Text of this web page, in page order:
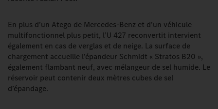
En plus d’un Atego de Mercedes-Benz et d’un véhicule
multifonctionnel plus petit, l’U 427 reconvertit intervient
également en cas de verglas et de neige. La surface de
chargement accueille l’épandeur Schmidt « Stratos B20 »,
également flambant neuf, avec mélangeur de sel humide. Le
réservoir peut contenir deux mètres cubes de sel
d’épandage.